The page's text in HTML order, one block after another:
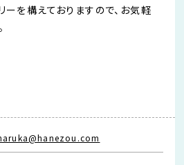
ーを構えておりますので、お気軽